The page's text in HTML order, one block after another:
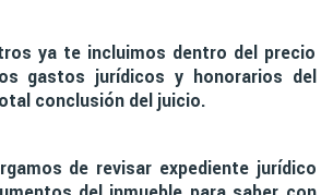
ya te incluimos dentro del precio
gastos jurídicos y honorarios del
conclusión del juicio.
de revisar expediente jurídico